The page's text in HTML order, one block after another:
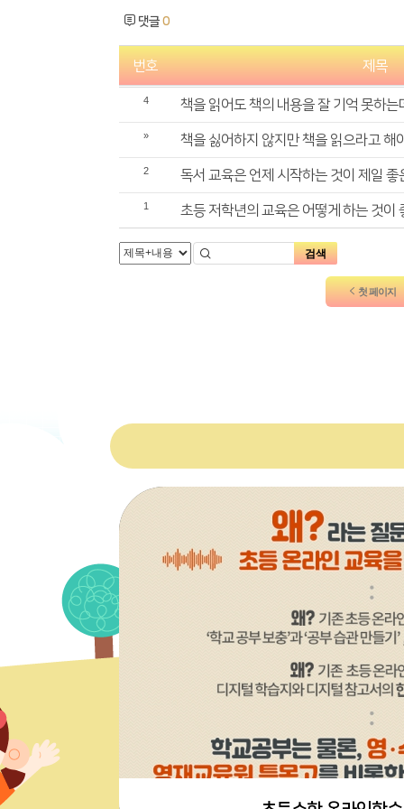
댓글0
번호 제목
4 책을 읽어도 책의 내용을 잘 기억 못하는
» 책을 싫어하지 않지만 책을 읽으라고 해
2 독서 교육은 언제 시작하는 것이 제일 좋
1 초등 저학년의 교육은 어떻게 하는 것이
검색
첫 페이지